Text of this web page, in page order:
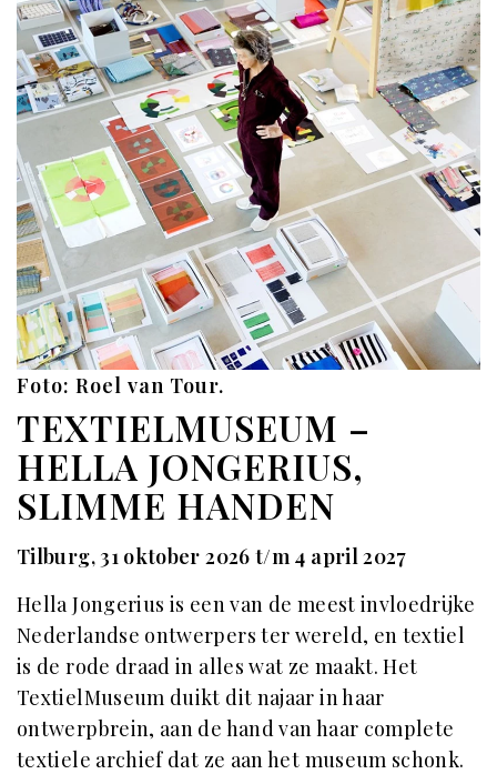
Foto: Roel van Tour.
TEXTIELMUSEUM –
HELLA JONGERIUS,
SLIMME HANDEN
Tilburg, 31 oktober 2026 t/m 4 april 2027
Hella Jongerius is een van de meest invloedrijke
Nederlandse ontwerpers ter wereld, en textiel
is de rode draad in alles wat ze maakt. Het
TextielMuseum duikt dit najaar in haar
ontwerpbrein, aan de hand van haar complete
textiele archief dat ze aan het museum schonk.